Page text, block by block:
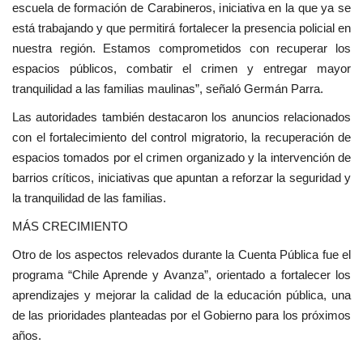
escuela de formación de Carabineros, iniciativa en la que ya se
está trabajando y que permitirá fortalecer la presencia policial en
nuestra región. Estamos comprometidos con recuperar los
espacios públicos, combatir el crimen y entregar mayor
tranquilidad a las familias maulinas”, señaló Germán Parra.
Las autoridades también destacaron los anuncios relacionados
con el fortalecimiento del control migratorio, la recuperación de
espacios tomados por el crimen organizado y la intervención de
barrios críticos, iniciativas que apuntan a reforzar la seguridad y
la tranquilidad de las familias.
MÁS CRECIMIENTO
Otro de los aspectos relevados durante la Cuenta Pública fue el
programa “Chile Aprende y Avanza”, orientado a fortalecer los
aprendizajes y mejorar la calidad de la educación pública, una
de las prioridades planteadas por el Gobierno para los próximos
años.